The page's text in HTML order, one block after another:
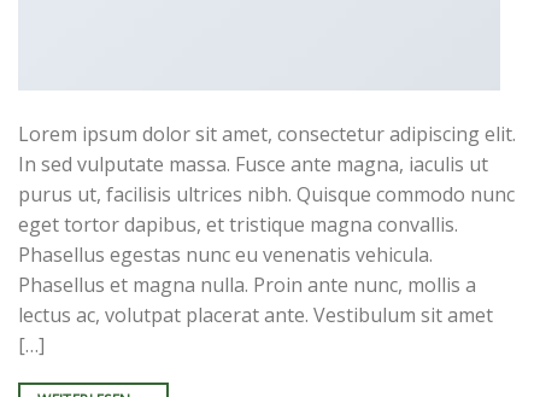
Lorem ipsum dolor sit amet, consectetur adipiscing elit.
In sed vulputate massa. Fusce ante magna, iaculis ut
purus ut, facilisis ultrices nibh. Quisque commodo nunc
eget tortor dapibus, et tristique magna convallis.
Phasellus egestas nunc eu venenatis vehicula.
Phasellus et magna nulla. Proin ante nunc, mollis a
lectus ac, volutpat placerat ante. Vestibulum sit amet
[…]